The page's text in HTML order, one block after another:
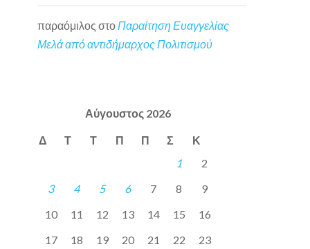
παραόμιλος στο Παραίτηση Ευαγγελίας
Μελά από αντιδήμαρχος Πολιτισμού
Αύγουστος 2026
Δ Τ Τ Π Π Σ
Κ
1
2
3
4 5 6 7 8
9
10
11 12 13 14 15
16
17
18 19 20 21 22 23